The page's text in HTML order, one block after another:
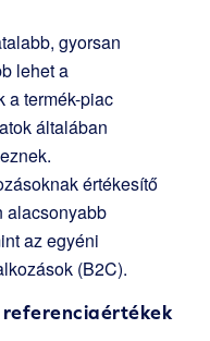
gyorsan
lehet a
a termék-piac
általában
értékesítő
alacsonyabb
az egyéni
(B2C).